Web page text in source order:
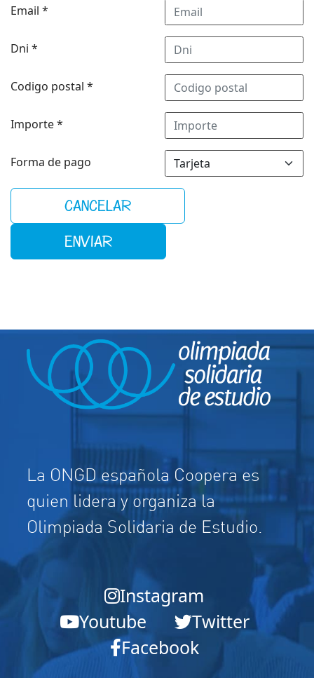
Email *
Dni *
Codigo postal *
Importe*
Forma de pago
CANCELAR
ENVIAR
La ONGD española Coopera es
quien lidera y organiza la
Olimpiada Solidaria de Estudio.
Instagram
Youtube
Twitter
Facebook